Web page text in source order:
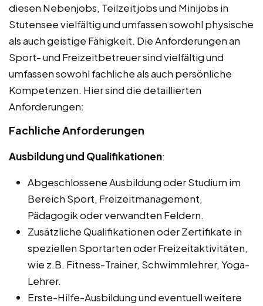
diesen Nebenjobs, Teilzeitjobs und Minijobs in
Stutensee vielfältig und umfassen sowohl physische
als auch geistige Fähigkeit. Die Anforderungen an
Sport- und Freizeitbetreuer sind vielfältig und
umfassen sowohl fachliche als auch persönliche
Kompetenzen. Hier sind die detaillierten
Anforderungen:
Fachliche Anforderungen
Ausbildung und Qualifikationen:
Abgeschlossene Ausbildung oder Studium im
Bereich Sport, Freizeitmanagement,
Pädagogik oder verwandten Feldern.
Zusätzliche Qualifikationen oder Zertifikate in
speziellen Sportarten oder Freizeitaktivitäten,
wie z.B. Fitness-Trainer, Schwimmlehrer, Yoga-
Lehrer.
Erste-Hilfe-Ausbildung und eventuell weitere